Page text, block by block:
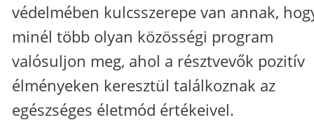
védelmében kulcsszerepe van annak,
minél több olyan közösségi program
valósuljon meg, ahol a résztvevők pozitív
élményeken keresztül találkoznak az
egészséges életmód értékeivel.